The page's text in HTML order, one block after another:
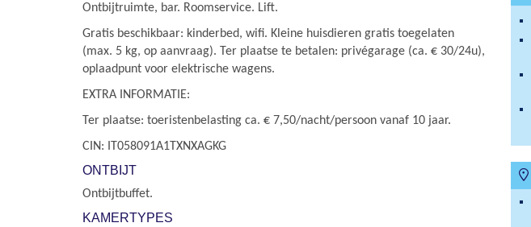
Ontbijtruimte, bar. Roomservice. Lift.
Gratis beschikbaar: kinderbed, wifi. Kleine huisdieren gratis toegelaten
(max. 5 kg, op aanvraag). Ter plaatse te betalen: privégarage (ca. € 30/24u),
oplaadpunt voor elektrische wagens.
EXTRA INFORMATIE:
Ter plaatse: toeristenbelasting ca. € 7,50/nacht/persoon vanaf 10 jaar.
CIN: IT058091A1TXNXAGKG
ONTBIJT
Ontbijtbuffet.
KAMERTYPES